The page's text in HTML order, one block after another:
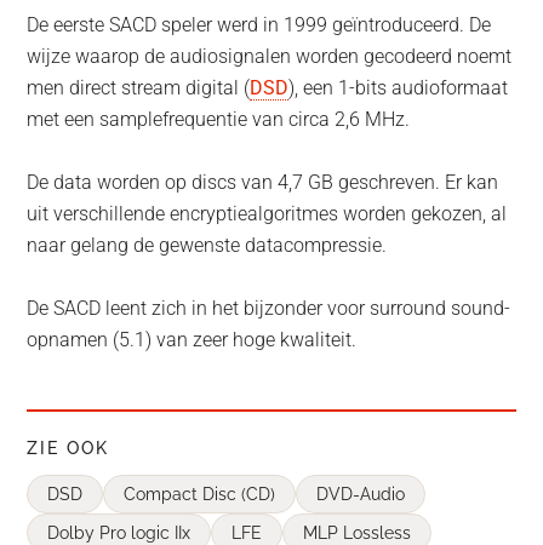
De eerste SACD speler werd in 1999 geïntroduceerd. De
wijze waarop de audiosignalen worden gecodeerd noemt
men direct stream digital (DSD), een 1-bits audioformaat
met een samplefrequentie van circa 2,6 MHz.
De data worden op discs van 4,7 GB geschreven. Er kan
uit verschillende encryptiealgoritmes worden gekozen, al
naar gelang de gewenste datacompressie.
De SACD leent zich in het bijzonder voor surround sound-
opnamen (5.1) van zeer hoge kwaliteit.
ZIE OOK
DSD Compact Disc (CD)
DVD-Audio
Dolby Pro logic IIx
LFE
MLP Lossless